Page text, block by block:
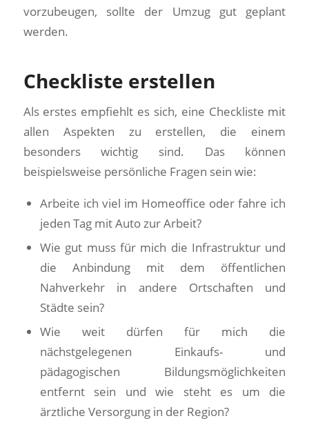
vorzubeugen, sollte der Umzug gut geplant
werden.
Checkliste erstellen
Als erstes empfiehlt es sich, eine Checkliste mit
allen Aspekten zu erstellen, die einem
besonders wichtig sind. Das können
beispielsweise persönliche Fragen sein wie:
Arbeite ich viel im Homeoffice oder fahre ich
jeden Tag mit Auto zur Arbeit?
Wie gut muss für mich die Infrastruktur und
die Anbindung mit dem öffentlichen
Nahverkehr in andere Ortschaften und
Städte sein?
Wie weit dürfen für mich die
nächstgelegenen Einkaufs- und
pädagogischen Bildungsmöglichkeiten
entfernt sein und wie steht es um die
ärztliche Versorgung in der Region?